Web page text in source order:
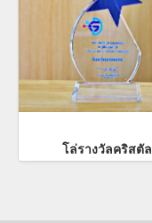
โล่รางวัลคริสตัล